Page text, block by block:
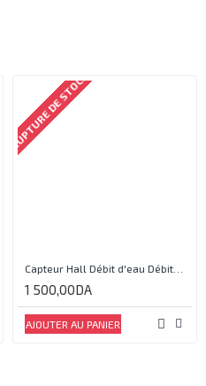
RUPTURE DE STOCK
Capteur Hall Débit d'eau Débitmètre Contrôle 1-30L Eau / min 1.75MPa
1 500,00DA
AJOUTER AU PANIER